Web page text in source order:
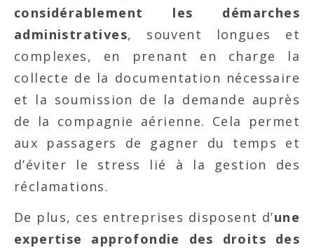
considérablement les démarches
administratives, souvent longues et
complexes, en prenant en charge la
collecte de la documentation nécessaire
et la soumission de la demande auprès
de la compagnie aérienne. Cela permet
aux passagers de gagner du temps et
d’éviter le stress lié à la gestion des
réclamations.
De plus, ces entreprises disposent d’une
expertise approfondie des droits des